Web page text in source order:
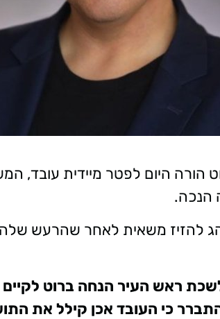
הורה היום לפטר מיידית עובד,
הנכה.
להזיז משאית לאחר שהרעש
ראש העיר הנחה ברוט לקיים
כי העובד אכן קילל את